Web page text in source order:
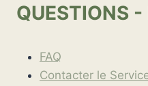
QUESTIONS -
FAQ
Contacter le